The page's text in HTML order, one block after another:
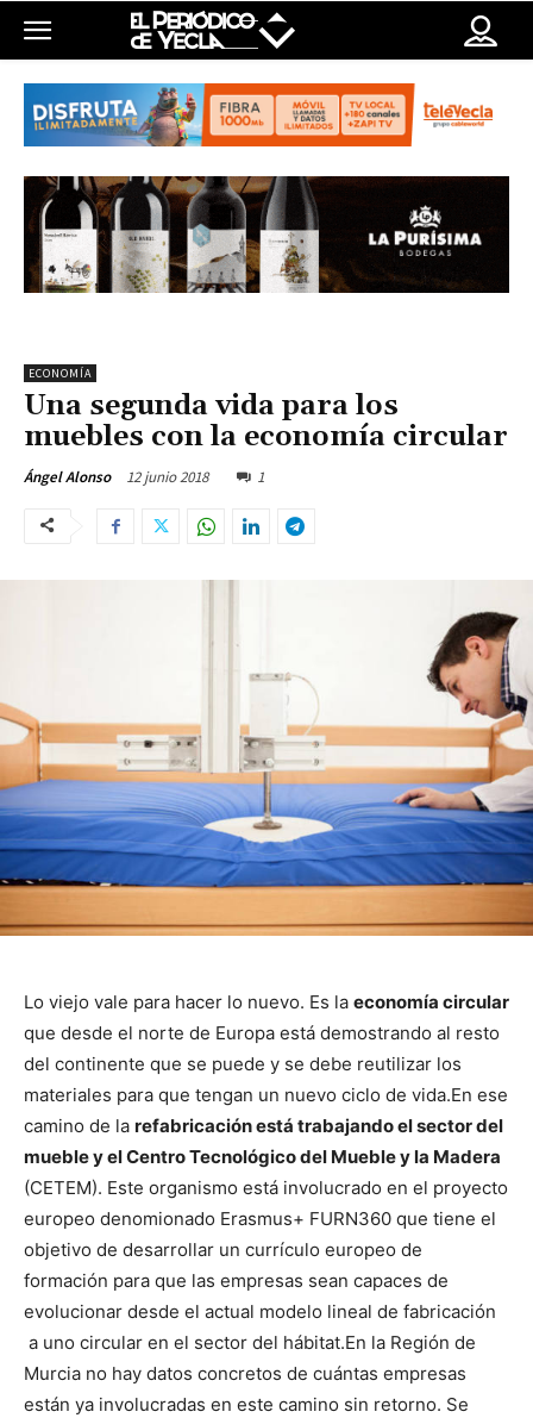
ECONOMÍA
Una segunda vida para los
muebles con la economía circular
Ángel Alonso 12 junio 2018 1
Lo viejo vale para hacer lo nuevo. Es la economía circular
que desde el norte de Europa está demostrando al resto
del continente que se puede y se debe reutilizar los
materiales para que tengan un nuevo ciclo de vida.En ese
camino de la refabricación está trabajando el sector del
mueble y el Centro Tecnológico del Mueble y la Madera
(CETEM). Este organismo está involucrado en el proyecto
europeo denomionado Erasmus+ FURN360 que tiene el
objetivo de desarrollar un currículo europeo de
formación para que las empresas sean capaces de
evolucionar desde el actual modelo lineal de fabricación
a uno circular en el sector del hábitat.En la Región de
Murcia no hay datos concretos de cuántas empresas
están ya involucradas en este camino sin retorno. Se